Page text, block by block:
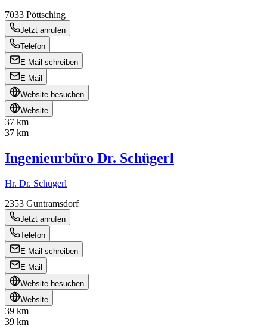
7033 Pöttsching
Jetzt anrufen
Telefon
E-Mail schreiben
E-Mail
Website besuchen
Website
37 km
37 km
Ingenieurbüro Dr. Schügerl
Hr. Dr. Schügerl
2353 Guntramsdorf
Jetzt anrufen
Telefon
E-Mail schreiben
E-Mail
Website besuchen
Website
39 km
39 km